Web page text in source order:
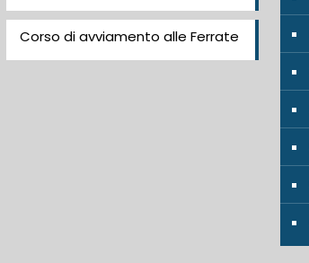
Corso di avviamento alle Ferrate